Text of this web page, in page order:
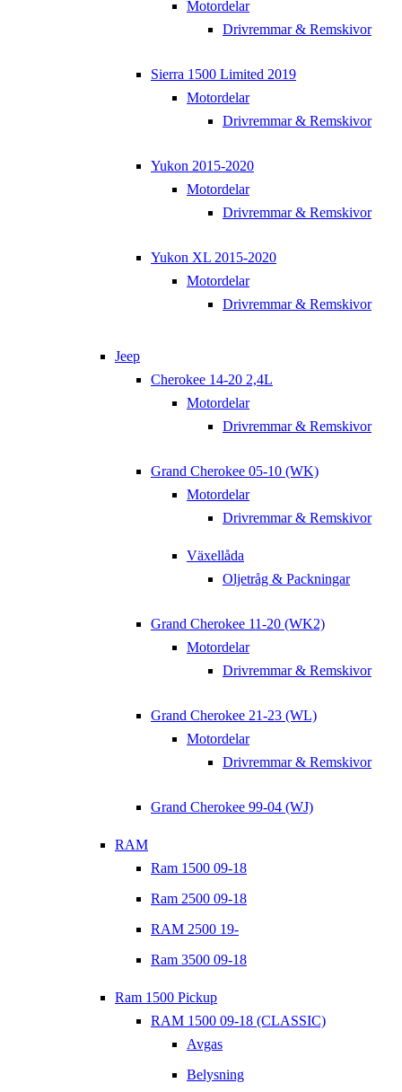
Motordelar
Drivremmar & Remskivor
Sierra 1500 Limited 2019
Motordelar
Drivremmar & Remskivor
Yukon 2015-2020
Motordelar
Drivremmar & Remskivor
Yukon XL 2015-2020
Motordelar
Drivremmar & Remskivor
Jeep
Cherokee 14-20 2,4L
Motordelar
Drivremmar & Remskivor
Grand Cherokee 05-10 (WK)
Motordelar
Drivremmar & Remskivor
Växellåda
Oljetråg & Packningar
Grand Cherokee 11-20 (WK2)
Motordelar
Drivremmar & Remskivor
Grand Cherokee 21-23 (WL)
Motordelar
Drivremmar & Remskivor
Grand Cherokee 99-04 (WJ)
RAM
Ram 1500 09-18
Ram 2500 09-18
RAM 2500 19-
Ram 3500 09-18
Ram 1500 Pickup
RAM 1500 09-18 (CLASSIC)
Avgas
Belysning